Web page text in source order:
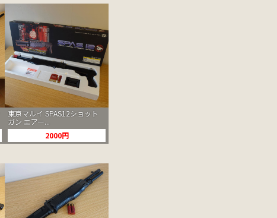
東京マルイ SPAS12ショット
ガン エアー...
2000円